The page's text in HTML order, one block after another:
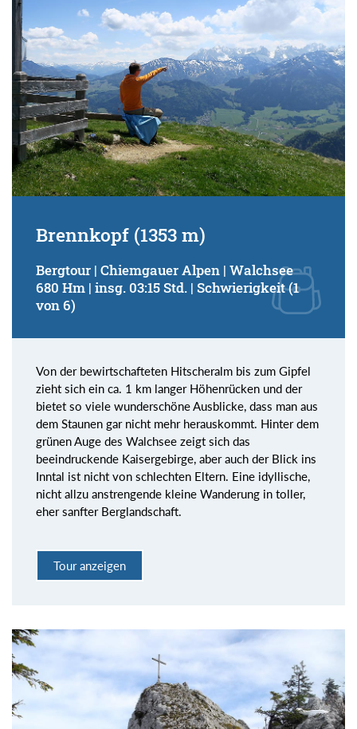
Brennkopf (1353 m)
Bergtour | Chiemgauer Alpen | Walchsee
680 Hm | insg. 03:15 Std. | Schwierigkeit (1
von 6)
Von der bewirtschafteten Hitscheralm bis zum Gipfel
zieht sich ein ca. 1 km langer Höhenrücken und der
bietet so viele wunderschöne Ausblicke, dass man aus
dem Staunen gar nicht mehr herauskommt. Hinter dem
grünen Auge des Walchsee zeigt sich das
beeindruckende Kaisergebirge, aber auch der Blick ins
Inntal ist nicht von schlechten Eltern. Eine idyllische,
nicht allzu anstrengende kleine Wanderung in toller,
eher sanfter Berglandschaft.
Tour anzeigen